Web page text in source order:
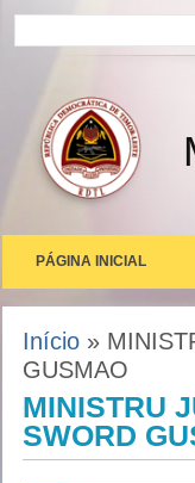
Formulário de
PÁGINA INICIAL
Você está aqui
Início »
GUSMAO
MINISTRU
SWORD